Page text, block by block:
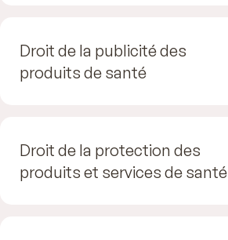
Droit de la publicité des
produits de santé
Droit de la protection des
produits et services de santé